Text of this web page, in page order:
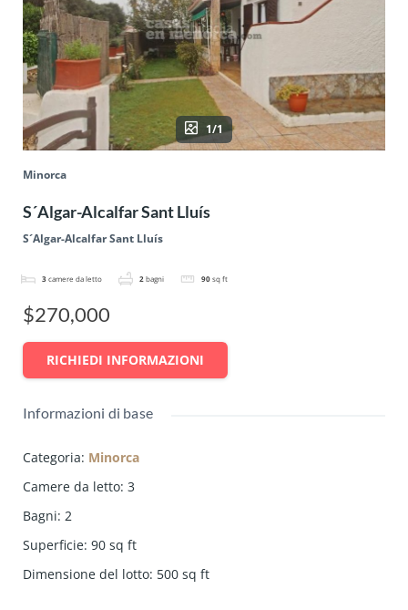
1/1
Minorca
S´Algar-Alcalfar Sant Lluís
S´Algar-Alcalfar Sant Lluís
3 camere da letto 2 bagni 90 sq ft
$270,000
RICHIEDI INFORMAZIONI
Informazioni di base
Categoria: Minorca
Camere da letto: 3
Bagni: 2
Superficie: 90 sq ft
Dimensione del lotto: 500 sq ft